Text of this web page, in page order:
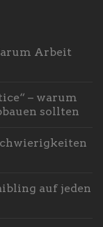
Arbeit
– warum
sollten
auf jeden